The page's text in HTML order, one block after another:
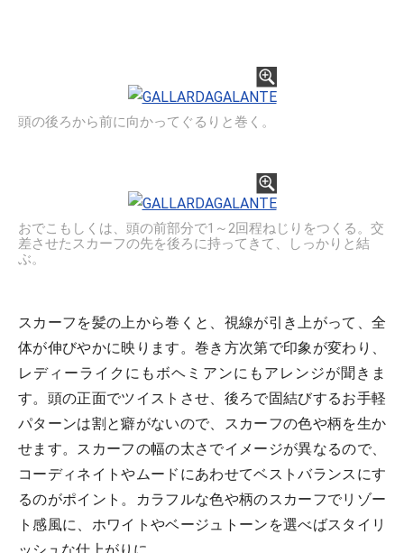
頭の後ろから前に向かってぐるりと巻く。
おでこもしくは、頭の前部分で1～2回程ねじりをつくる。交
差させたスカーフの先を後ろに持ってきて、しっかりと結
ぶ。
スカーフを髪の上から巻くと、視線が引き上がって、全
体が伸びやかに映ります。巻き方次第で印象が変わり、
レディーライクにもボヘミアンにもアレンジが聞きま
す。頭の正面でツイストさせ、後ろで固結びするお手軽
パターンは割と癖がないので、スカーフの色や柄を生か
せます。スカーフの幅の太さでイメージが異なるので、
コーディネイトやムードにあわせてベストバランスにす
るのがポイント。カラフルな色や柄のスカーフでリゾー
ト感風に、ホワイトやベージュトーンを選べばスタイリ